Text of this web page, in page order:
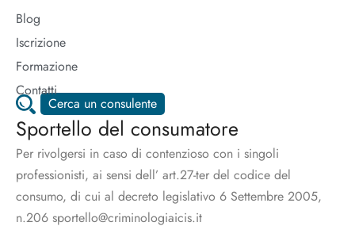
Blog
Iscrizione
Formazione
Contatti
Cerca un consulente
Sportello del consumatore
Per rivolgersi in caso di contenzioso con i singoli
professionisti, ai sensi dell’ art.27-ter del codice del
consumo, di cui al decreto legislativo 6 Settembre 2005,
n.206 sportello@criminologiaicis.it